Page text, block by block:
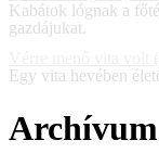
Kabátok lógnak a
gazdájukat.
Egy vita hevében
Archívum